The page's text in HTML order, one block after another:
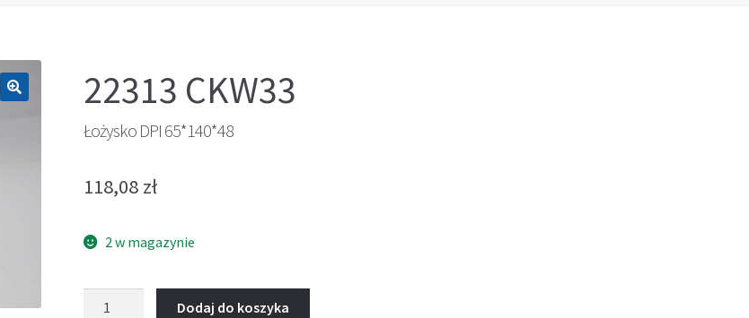
22313 CKW33
Łożysko DPI 65*140*48
118,08 zł
2 w magazynie
Dodaj do koszyka